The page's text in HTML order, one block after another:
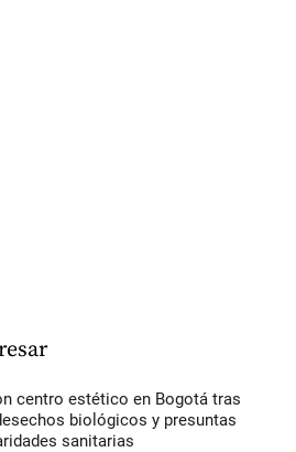
centro estético en Bogotá tras
biológicos y presuntas
sanitarias